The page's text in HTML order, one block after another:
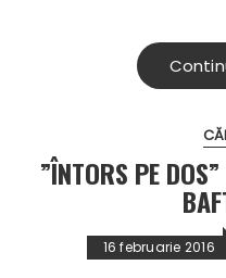
”ÎNTORS PE
16 februarie 2016